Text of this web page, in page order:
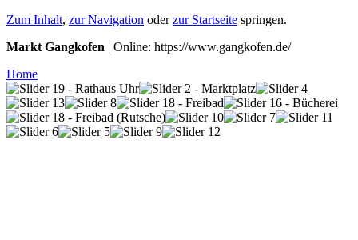
Zum Inhalt, zur Navigation oderzur Startseite springen.
Markt Gangkofen | Online: https://www.gangkofen.de/
Home